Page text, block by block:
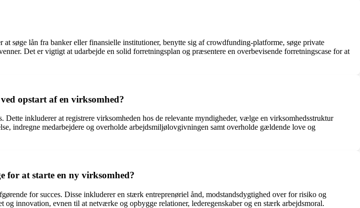
søge lån fra banker eller finansielle institutioner, benytte sig af crowdfunding-platforme, søge private
Det er vigtigt at udarbejde en solid forretningsplan og præsentere en overbevisende forretningscase for at
opstart af en virksomhed?
inkluderer at registrere virksomheden hos de relevante myndigheder, vælge en virksomhedsstruktur
indregne medarbejdere og overholde arbejdsmiljølovgivningen samt overholde gældende love og
for at starte en ny virksomhed?
for succes. Disse inkluderer en stærk entreprenøriel ånd, modstandsdygtighed over for risiko og
innovation, evnen til at netværke og opbygge relationer, lederegenskaber og en stærk arbejdsmoral.